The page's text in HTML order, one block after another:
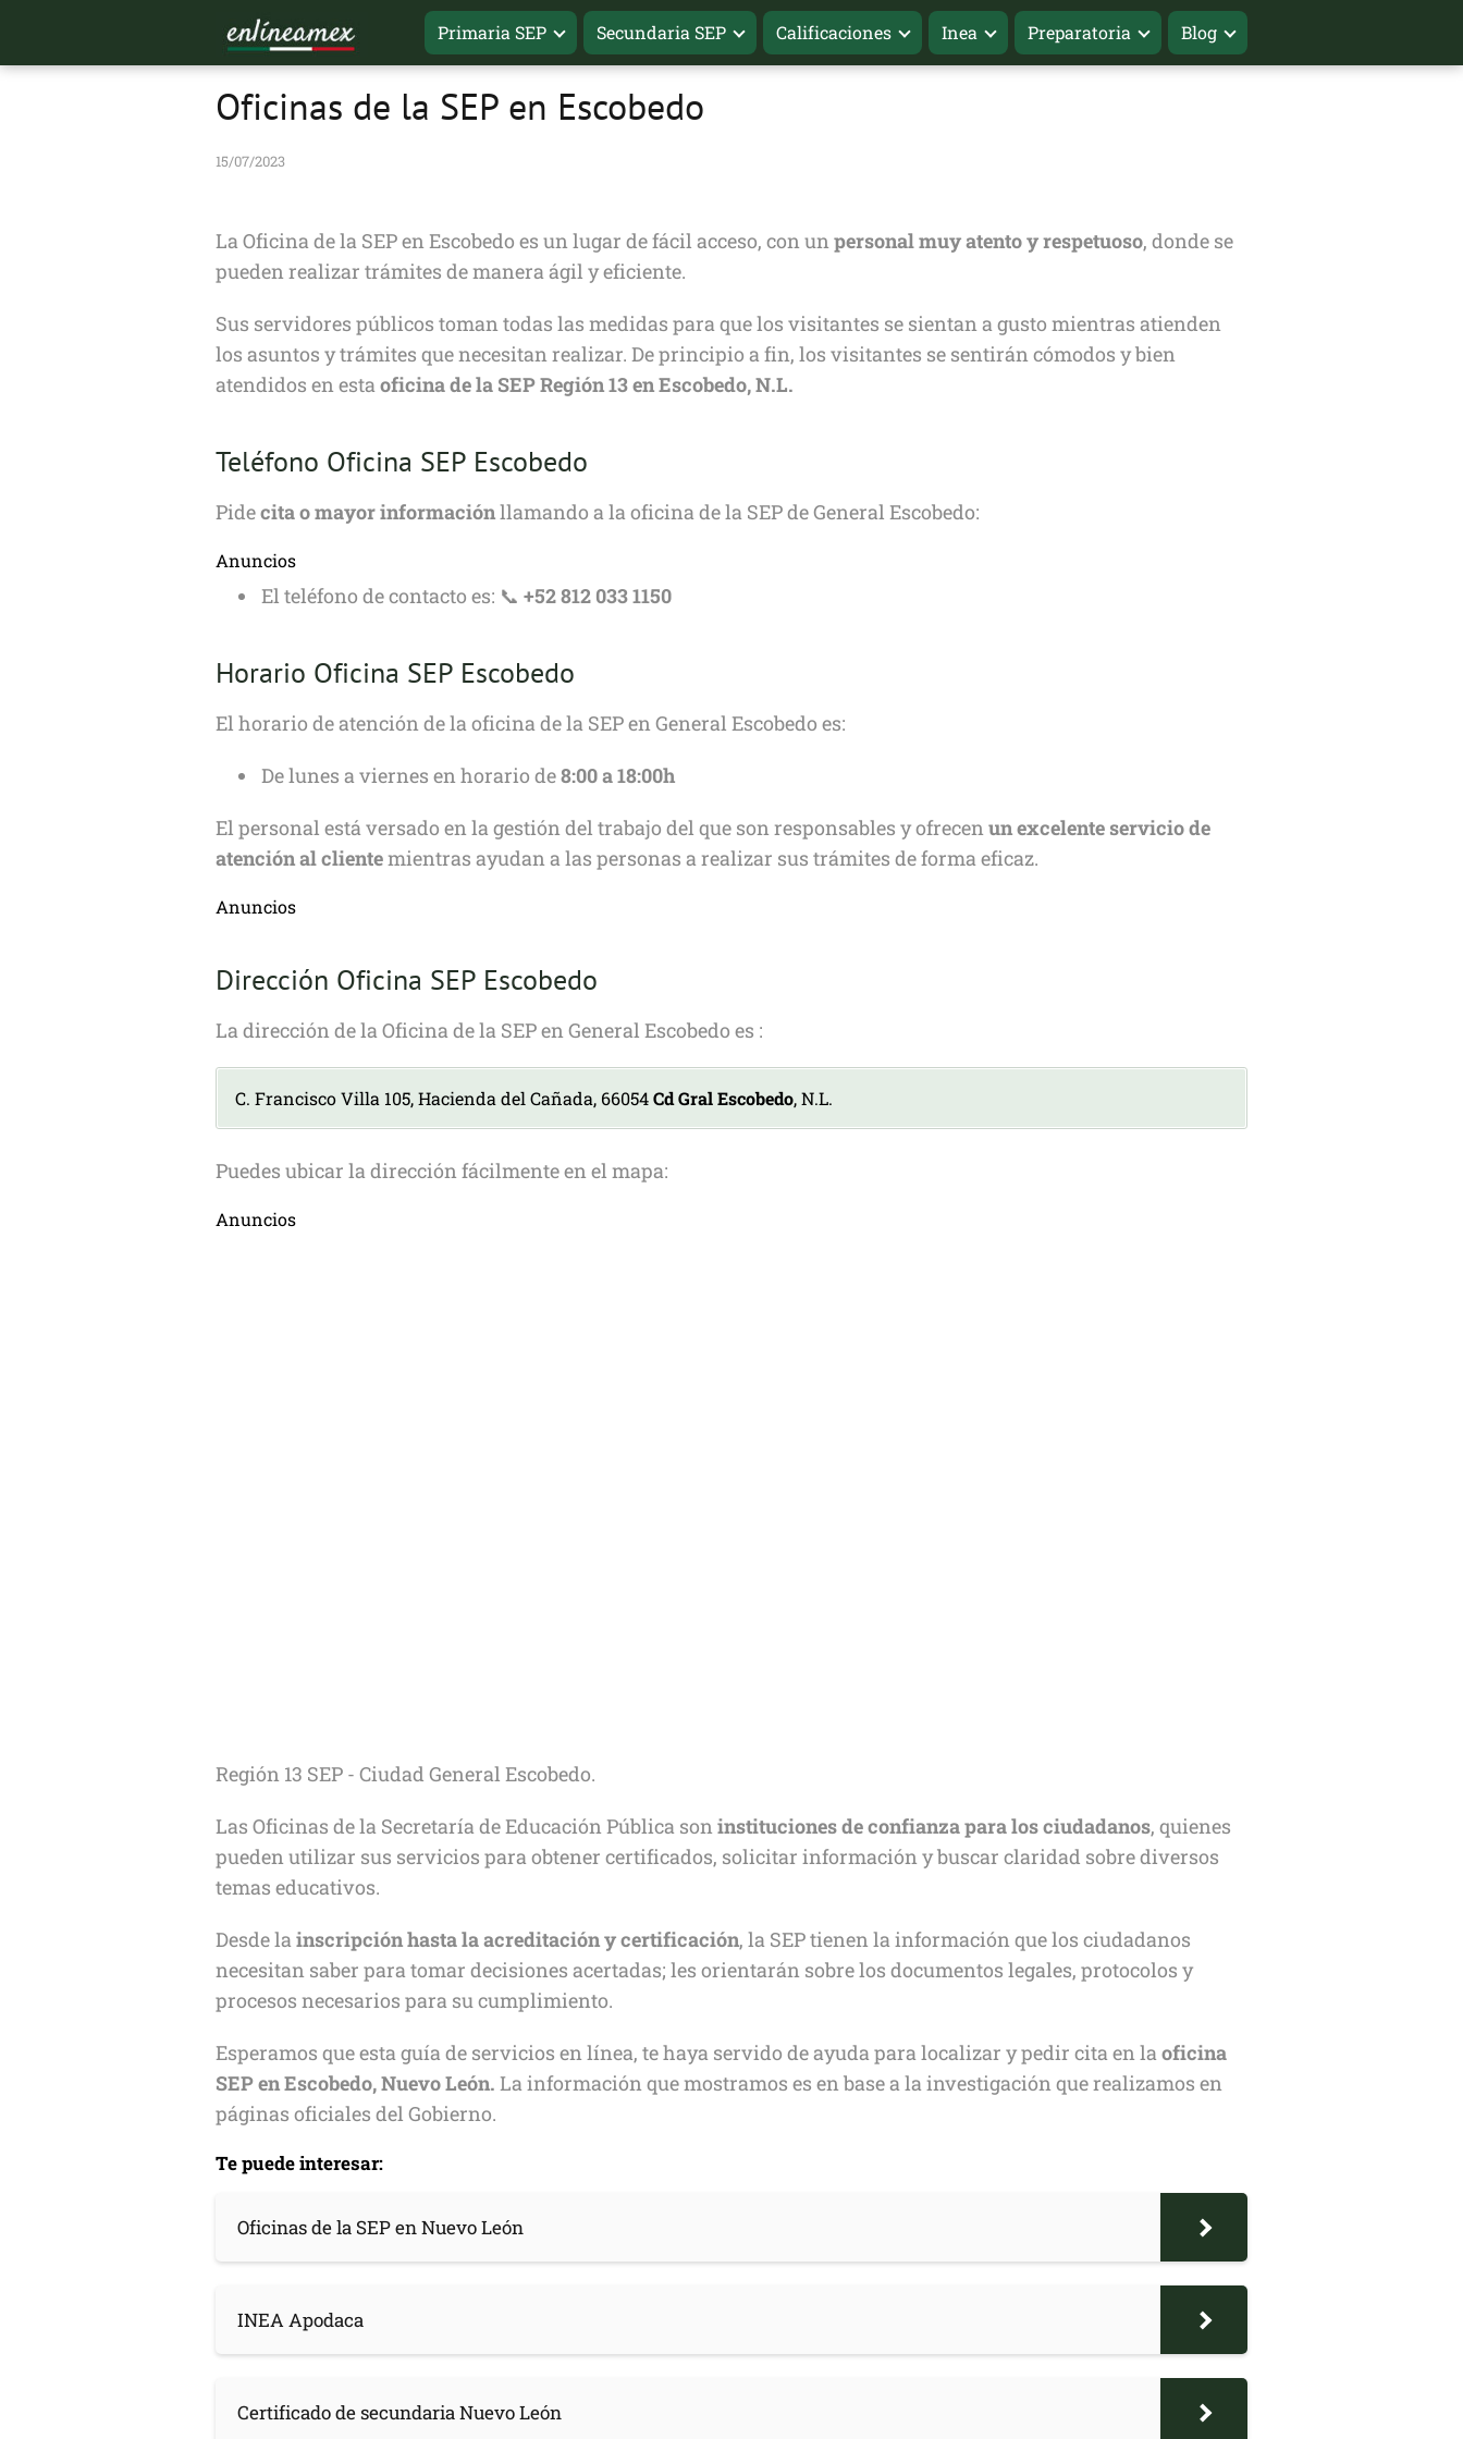
Primaria SEP Secundaria SEP Calificaciones Inea Preparatoria Blog
Oficinas de la SEP en Escobedo
15/07/2023
La Oficina de la SEP en Escobedo es un lugar de fácil acceso, con unpersonal muy atento y respetuoso, donde se
pueden realizar trámites de manera ágil y eficiente.
Sus servidores públicos toman todas las medidas para que los visitantes se sientan a gusto mientras atienden
los asuntos y trámites que necesitan realizar. De principio a fin, los visitantes se sentirán cómodos y bien
atendidos en estaoficina de la SEP Región 13 en Escobedo, N.L.
Teléfono Oficina SEP Escobedo
Pidecita o mayor informaciónllamando a la oficina de la SEP de General Escobedo:
Anuncios
El teléfono de contacto es: 📞 +52 812 033 1150
Horario Oficina SEP Escobedo
El horario de atención de la oficina de la SEP en General Escobedo es:
De lunes a viernes en horario de8:00 a 18:00h
El personal está versado en la gestión del trabajo del que son responsables y ofrecenun excelente servicio de
atención al clientemientras ayudan a las personas a realizar sus trámites de forma eficaz.
Anuncios
Dirección Oficina SEP Escobedo
La dirección de la Oficina de la SEP en General Escobedo es :
C. Francisco Villa 105, Hacienda del Cañada, 66054Cd Gral Escobedo, N.L.
Puedes ubicar la dirección fácilmente en el mapa:
Anuncios
Región 13 SEP - Ciudad General Escobedo.
Las Oficinas de la Secretaría de Educación Pública soninstituciones de confianza para los ciudadanos, quienes
pueden utilizar sus servicios para obtener certificados, solicitar información y buscar claridad sobre diversos
temas educativos.
Desde lainscripción hasta la acreditación y certificación, la SEP tienen la información que los ciudadanos
necesitan saber para tomar decisiones acertadas; les orientarán sobre los documentos legales, protocolos y
procesos necesarios para su cumplimiento.
Esperamos que esta guía de servicios en línea, te haya servido de ayuda para localizar y pedir cita en laoficina
SEP en Escobedo, Nuevo León. La información que mostramos es en base a la investigación que realizamos en
páginas oficiales del Gobierno.
Te puede interesar:
Oficinas de la SEP en Nuevo León
INEA Apodaca
Certificado de secundaria Nuevo León